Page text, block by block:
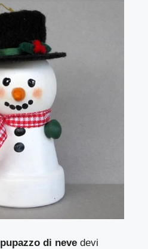
pupazzo di neve devi